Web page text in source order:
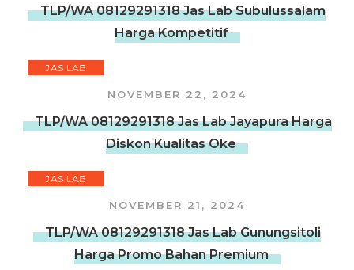
TLP/WA 08129291318 Jas Lab Subulussalam
Harga Kompetitif
JAS LAB
NOVEMBER 22, 2024
TLP/WA 08129291318 Jas Lab Jayapura Harga
Diskon Kualitas Oke
JAS LAB
NOVEMBER 21, 2024
TLP/WA 08129291318 Jas Lab Gunungsitoli
Harga Promo Bahan Premium